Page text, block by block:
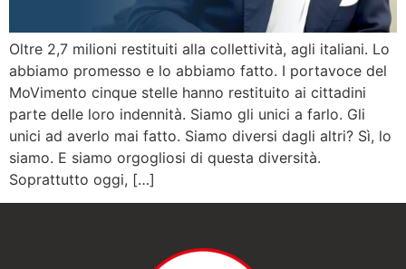
Oltre 2,7 milioni restituiti alla collettività, agli italiani. Lo
abbiamo promesso e lo abbiamo fatto. I portavoce del
MoVimento cinque stelle hanno restituito ai cittadini
parte delle loro indennità. Siamo gli unici a farlo. Gli
unici ad averlo mai fatto. Siamo diversi dagli altri? Sì, lo
siamo. E siamo orgogliosi di questa diversità.
Soprattutto oggi, […]